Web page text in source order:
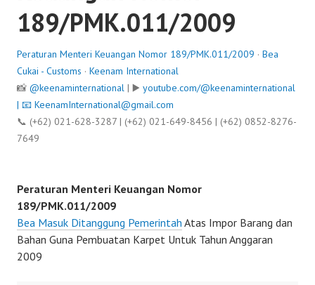
189/PMK.011/2009
Peraturan Menteri Keuangan Nomor 189/PMK.011/2009 · Bea
Cukai - Customs · Keenam International
📸 @keenaminternational | ▶️ youtube.com/@keenaminternational
| 📧 KeenamInternational@gmail.com
📞 (+62) 021-628-3287 | (+62) 021-649-8456 | (+62) 0852-8276-
7649
Peraturan Menteri Keuangan Nomor
189/PMK.011/2009
Bea Masuk Ditanggung Pemerintah Atas Impor Barang dan
Bahan Guna Pembuatan Karpet Untuk Tahun Anggaran
2009